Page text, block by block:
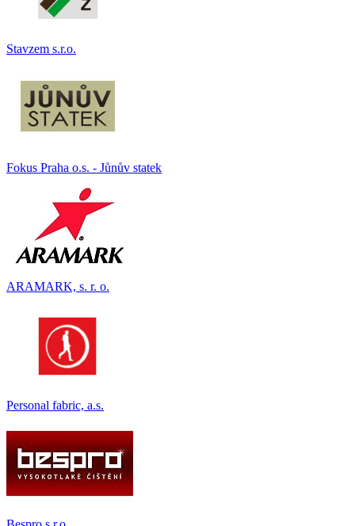
Stavzem s.r.o.
Fokus Praha o.s. - Jůnův statek
ARAMARK, s. r. o.
Personal fabric, a.s.